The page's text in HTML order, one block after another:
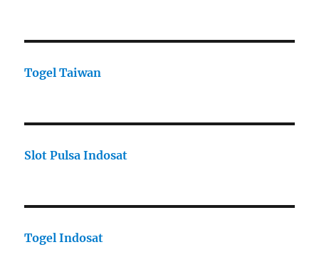
Togel Taiwan
Slot Pulsa Indosat
Togel Indosat